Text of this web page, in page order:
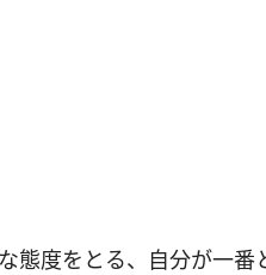
態度をとる、自分が一